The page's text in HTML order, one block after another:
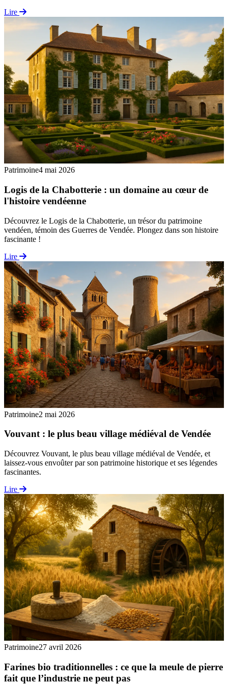
Lire
Patrimoine4 mai 2026
Logis de la Chabotterie : un domaine au cœur de
l'histoire vendéenne
Découvrez le Logis de la Chabotterie, un trésor du patrimoine
vendéen, témoin des Guerres de Vendée. Plongez dans son histoire
fascinante !
Lire
Patrimoine2 mai 2026
Vouvant : le plus beau village médiéval de Vendée
Découvrez Vouvant, le plus beau village médiéval de Vendée, et
laissez-vous envoûter par son patrimoine historique et ses légendes
fascinantes.
Lire
Patrimoine27 avril 2026
Farines bio traditionnelles : ce que la meule de pierre
fait que l’industrie ne peut pas